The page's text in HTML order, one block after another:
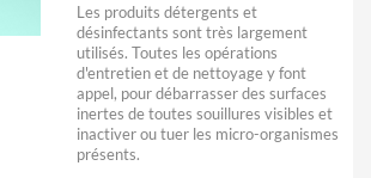
Les produits détergents et
désinfectants sont très largement
utilisés. Toutes les opérations
d'entretien et de nettoyage y font
appel, pour débarrasser des surfaces
inertes de toutes souillures visibles et
inactiver ou tuer les micro-organismes
présents.